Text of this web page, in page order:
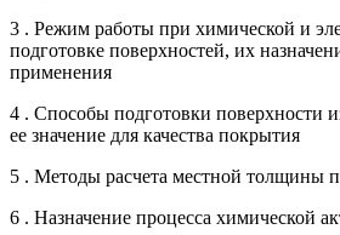
3 . Режим работы при химической и
подготовке поверхностей, их
применения
4 . Способы подготовки поверхности
ее значение для качества покрытия
5 . Методы расчета местной толщины
6 . Назначение процесса химической